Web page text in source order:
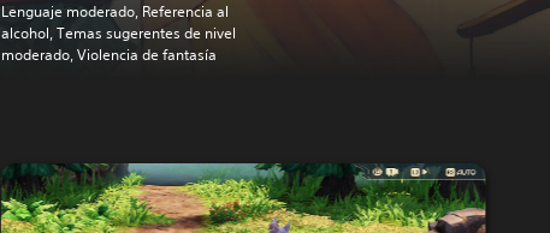
Lenguaje moderado, Referencia al
alcohol, Temas sugerentes de nivel
moderado, Violencia de fantasía